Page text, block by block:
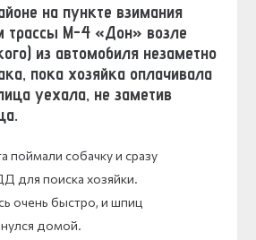
на пункте взимания
трассы М-4 «Дон» возле
из автомобиля незаметно
пока хозяйка оплачивала
уехала, не заметив
поймали собачку и сразу
для поиска хозяйки.
очень быстро, и шпиц
домой.